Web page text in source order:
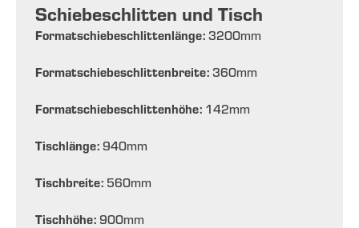
Schiebeschlitten und Tisch
Formatschiebeschlittenlänge: 3200mm
Formatschiebeschlittenbreite: 360mm
Formatschiebeschlittenhöhe: 142mm
Tischlänge: 940mm
Tischbreite: 560mm
Tischhöhe: 900mm